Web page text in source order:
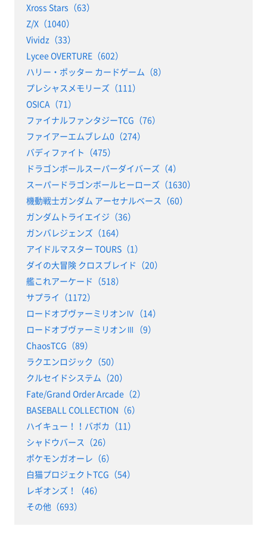
Xross Stars（63）
Z/X（1040）
Vividz（33）
Lycee OVERTURE（602）
ハリー・ポッター カードゲーム（8）
プレシャスメモリーズ（111）
OSICA（71）
ファイナルファンタジーTCG（76）
ファイアーエムブレム0（274）
バディファイト（475）
ドラゴンボールスーパーダイバーズ（4）
スーパードラゴンボールヒーローズ（1630）
機動戦士ガンダム アーセナルベース（60）
ガンダムトライエイジ（36）
ガンバレジェンズ（164）
アイドルマスター TOURS（1）
ダイの大冒険 クロスブレイド（20）
艦これアーケード（518）
サプライ（1172）
ロードオブヴァーミリオンⅣ（14）
ロードオブヴァーミリオンⅢ（9）
ChaosTCG（89）
ラクエンロジック（50）
クルセイドシステム（20）
Fate/Grand Order Arcade（2）
BASEBALL COLLECTION（6）
ハイキュー！！バボカ（11）
シャドウバース（26）
ポケモンガオーレ（6）
白猫プロジェクトTCG（54）
レギオンズ！（46）
その他（693）